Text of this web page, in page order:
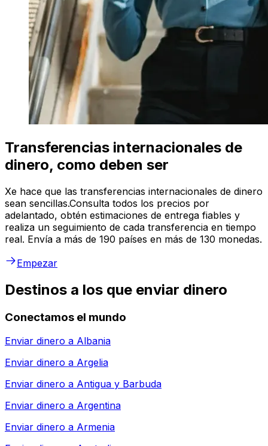
Transferencias internacionales de
dinero, como deben ser
Xe hace que las transferencias internacionales de dinero
sean sencillas.Consulta todos los precios por
adelantado, obtén estimaciones de entrega fiables y
realiza un seguimiento de cada transferencia en tiempo
real. Envía a más de 190 países en más de 130 monedas.
Empezar
Destinos a los que enviar dinero
Conectamos el mundo
Enviar dinero a Albania
Enviar dinero a Argelia
Enviar dinero a Antigua y Barbuda
Enviar dinero a Argentina
Enviar dinero a Armenia